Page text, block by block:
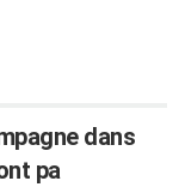
dans
pa